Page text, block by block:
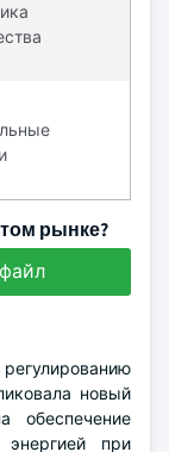
рынке?
новый
обеспечение
энергией при